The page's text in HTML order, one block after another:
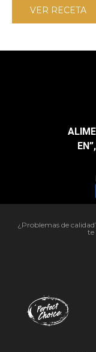
VER RECETA
¿Problemas de
te